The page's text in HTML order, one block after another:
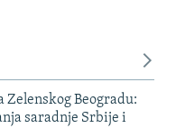
Zelenskog Beogradu:
saradnje Srbije i